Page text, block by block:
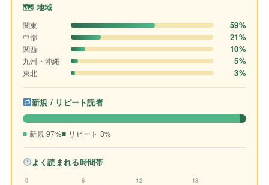
🗺 地域
関東 59%
中部 21%
関西 10%
九州・沖縄 5%
東北 3%
新規 / リピート読者
新規 97% リピート 3%
よく読まれる時間帯
0 6 12 18